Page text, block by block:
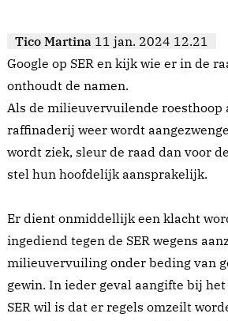
Tico Martina 11 jan. 2024 12.21
Google op SER en kijk wie er in de
onthoudt de namen.
Als de milieuvervuilende roesthoop
raffinaderij weer wordt
wordt ziek, sleur de raad dan voor
stel hun hoofdelijk aansprakelijk.
Er dient onmiddellijk een klacht
ingediend tegen de SER wegens
milieuvervuiling onder beding van
gewin. In ieder geval aangifte bij het
SER wil is dat er regels omzeilt